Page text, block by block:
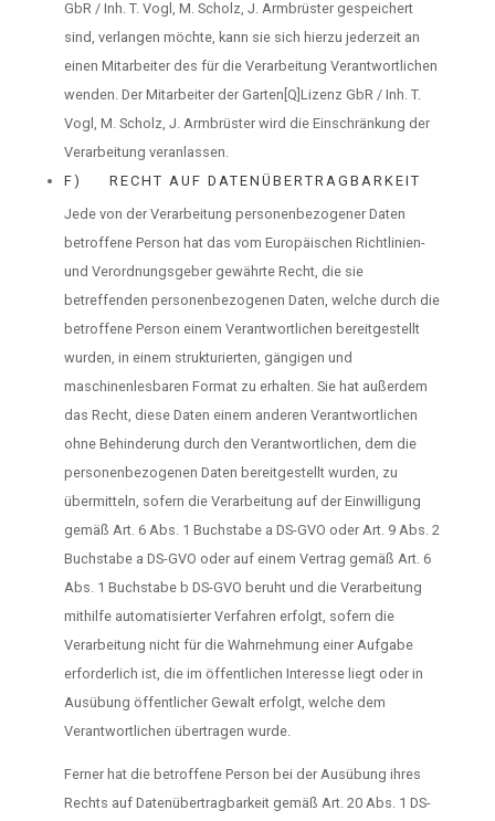
GbR / Inh. T. Vogl, M. Scholz, J. Armbrüster gespeichert
sind, verlangen möchte, kann sie sich hierzu jederzeit an
einen Mitarbeiter des für die Verarbeitung Verantwortlichen
wenden. Der Mitarbeiter der Garten[Q]Lizenz GbR / Inh. T.
Vogl, M. Scholz, J. Armbrüster wird die Einschränkung der
Verarbeitung veranlassen.
F) RECHT AUF DATENÜBERTRAGBARKEIT
Jede von der Verarbeitung personenbezogener Daten
betroffene Person hat das vom Europäischen Richtlinien-
und Verordnungsgeber gewährte Recht, die sie
betreffenden personenbezogenen Daten, welche durch die
betroffene Person einem Verantwortlichen bereitgestellt
wurden, in einem strukturierten, gängigen und
maschinenlesbaren Format zu erhalten. Sie hat außerdem
das Recht, diese Daten einem anderen Verantwortlichen
ohne Behinderung durch den Verantwortlichen, dem die
personenbezogenen Daten bereitgestellt wurden, zu
übermitteln, sofern die Verarbeitung auf der Einwilligung
gemäß Art. 6 Abs. 1 Buchstabe a DS-GVO oder Art. 9 Abs. 2
Buchstabe a DS-GVO oder auf einem Vertrag gemäß Art. 6
Abs. 1 Buchstabe b DS-GVO beruht und die Verarbeitung
mithilfe automatisierter Verfahren erfolgt, sofern die
Verarbeitung nicht für die Wahrnehmung einer Aufgabe
erforderlich ist, die im öffentlichen Interesse liegt oder in
Ausübung öffentlicher Gewalt erfolgt, welche dem
Verantwortlichen übertragen wurde.
Ferner hat die betroffene Person bei der Ausübung ihres
Rechts auf Datenübertragbarkeit gemäß Art. 20 Abs. 1 DS-